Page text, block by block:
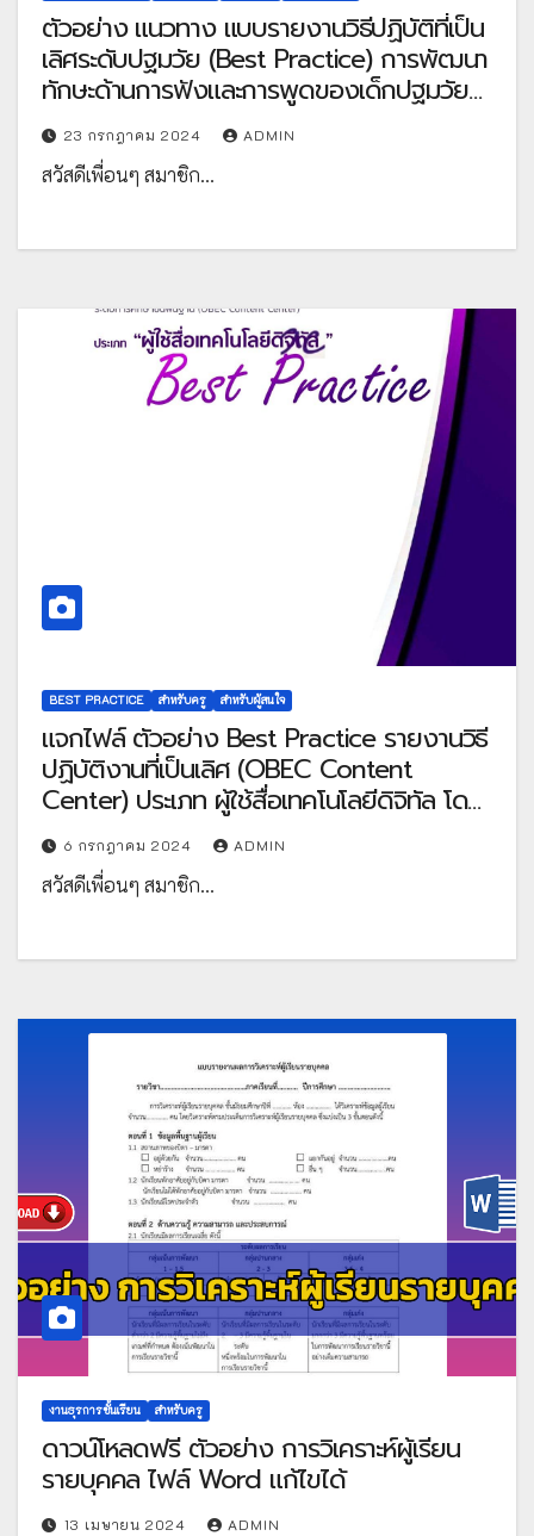
ตัวอย่าง แนวทาง แบบรายงานวิธีปฏิบัติที่เป็น
เลิศระดับปฐมวัย (Best Practice) การพัฒนา
ทักษะด้านการฟังและการพูดของเด็กปฐมวัย
ระดับชั้นอนุบาล 3 โดยใช้กิจกรรมการเล่านิทาน
โดยคุณครูสิรีรัศมิ์ พรหมทะสาร
23 กรกฎาคม 2024 ADMIN
สวัสดีเพื่อนๆ สมาชิก…
BEST PRACTICE สำหรับครู สำหรับผู้สนใจ
แจกไฟล์ ตัวอย่าง Best Practice รายงานวิธี
ปฏิบัติงานที่เป็นเลิศ (OBEC Content
Center) ประเภท ผู้ใช้สื่อเทคโนโลยีดิจิทัล โดย
คุณครูชนัญญา องค์กุย
6 กรกฎาคม 2024 ADMIN
สวัสดีเพื่อนๆ สมาชิก…
งานธุรการชั้นเรียน สำหรับครู
ดาวน์โหลดฟรี ตัวอย่าง การวิเคราะห์ผู้เรียน
รายบุคคล ไฟล์ Word แก้ไขได้
13 เมษายน 2024 ADMIN